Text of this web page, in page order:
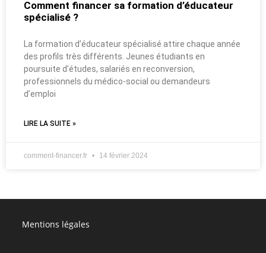
Comment financer sa formation d’éducateur
spécialisé ?
La formation d’éducateur spécialisé attire chaque année
des profils très différents. Jeunes étudiants en
poursuite d’études, salariés en reconversion,
professionnels du médico-social ou demandeurs
d’emploi
LIRE LA SUITE »
comment-financer.fr 14 février 2024
Mentions légales